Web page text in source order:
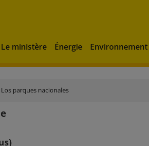
Le ministère Énergie Environnement
Los parques nacionales